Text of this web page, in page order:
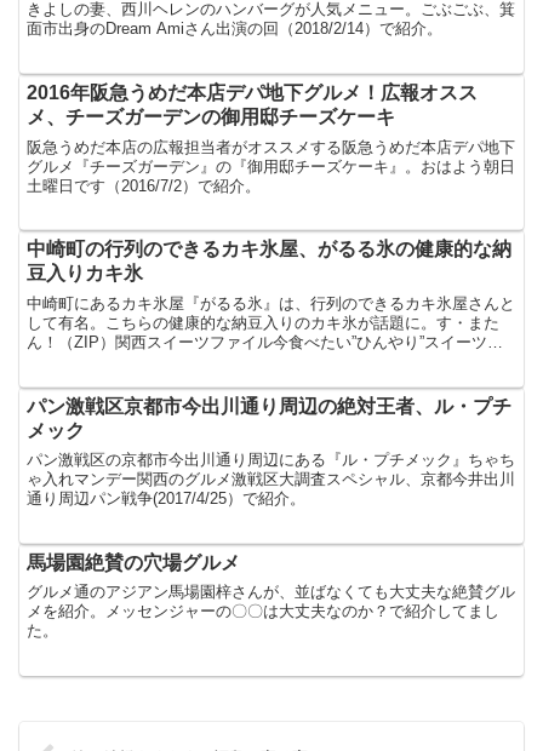
きよしの妻、西川ヘレンのハンバーグが人気メニュー。ごぶごぶ、箕
面市出身のDream Amiさん出演の回（2018/2/14）で紹介。
2016年阪急うめだ本店デパ地下グルメ！広報オスス
メ、チーズガーデンの御用邸チーズケーキ
阪急うめだ本店の広報担当者がオススメする阪急うめだ本店デパ地下
グルメ『チーズガーデン』の『御用邸チーズケーキ』。おはよう朝日
土曜日です（2016/7/2）で紹介。
中崎町の行列のできるカキ氷屋、がるる氷の健康的な納
豆入りカキ氷
中崎町にあるカキ氷屋『がるる氷』は、行列のできるカキ氷屋さんと
して有名。こちらの健康的な納豆入りのカキ氷が話題に。す・また
ん！（ZIP）関西スイーツファイル今食べたい”ひんやり”スイーツ
パン激戦区京都市今出川通り周辺の絶対王者、ル・プチ
メック
パン激戦区の京都市今出川通り周辺にある『ル・プチメック』ちゃち
ゃ入れマンデー関西のグルメ激戦区大調査スペシャル、京都今井出川
通り周辺パン戦争(2017/4/25）で紹介。
馬場園絶賛の穴場グルメ
グルメ通のアジアン馬場園梓さんが、並ばなくても大丈夫な絶賛グル
メを紹介。メッセンジャーの〇〇は大丈夫なのか？で紹介してまし
た。